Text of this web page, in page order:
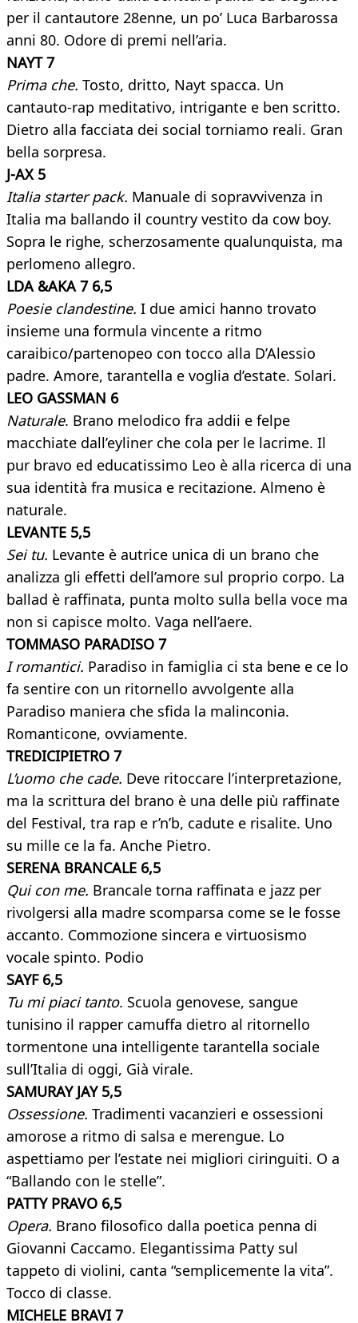
per il cantautore 28enne, un po’ Luca Barbarossa
anni 80. Odore di premi nell’aria.
NAYT 7
Prima che. Tosto, dritto, Nayt spacca. Un
cantauto-rap meditativo, intrigante e ben scritto.
Dietro alla facciata dei social torniamo reali. Gran
bella sorpresa.
J-AX 5
Italia starter pack. Manuale di sopravvivenza in
Italia ma ballando il country vestito da cow boy.
Sopra le righe, scherzosamente qualunquista, ma
perlomeno allegro.
LDA &AKA 7 6,5
Poesie clandestine. I due amici hanno trovato
insieme una formula vincente a ritmo
caraibico/partenopeo con tocco alla D’Alessio
padre. Amore, tarantella e voglia d’estate. Solari.
LEO GASSMAN 6
Naturale. Brano melodico fra addii e felpe
macchiate dall’eyliner che cola per le lacrime. Il
pur bravo ed educatissimo Leo è alla ricerca di una
sua identità fra musica e recitazione. Almeno è
naturale.
LEVANTE 5,5
Sei tu. Levante è autrice unica di un brano che
analizza gli effetti dell’amore sul proprio corpo. La
ballad è raffinata, punta molto sulla bella voce ma
non si capisce molto. Vaga nell’aere.
TOMMASO PARADISO 7
I romantici. Paradiso in famiglia ci sta bene e ce lo
fa sentire con un ritornello avvolgente alla
Paradiso maniera che sfida la malinconia.
Romanticone, ovviamente.
TREDICIPIETRO 7
L’uomo che cade. Deve ritoccare l’interpretazione,
ma la scrittura del brano è una delle più raffinate
del Festival, tra rap e r’n’b, cadute e risalite. Uno
su mille ce la fa. Anche Pietro.
SERENA BRANCALE 6,5
Qui con me. Brancale torna raffinata e jazz per
rivolgersi alla madre scomparsa come se le fosse
accanto. Commozione sincera e virtuosismo
vocale spinto. Podio
SAYF 6,5
Tu mi piaci tanto. Scuola genovese, sangue
tunisino il rapper camuffa dietro al ritornello
tormentone una intelligente tarantella sociale
sull’Italia di oggi, Già virale.
SAMURAY JAY 5,5
Ossessione. Tradimenti vacanzieri e ossessioni
amorose a ritmo di salsa e merengue. Lo
aspettiamo per l’estate nei migliori ciringuiti. O a
“Ballando con le stelle”.
PATTY PRAVO 6,5
Opera. Brano filosofico dalla poetica penna di
Giovanni Caccamo. Elegantissima Patty sul
tappeto di violini, canta “semplicemente la vita”.
Tocco di classe.
MICHELE BRAVI 7